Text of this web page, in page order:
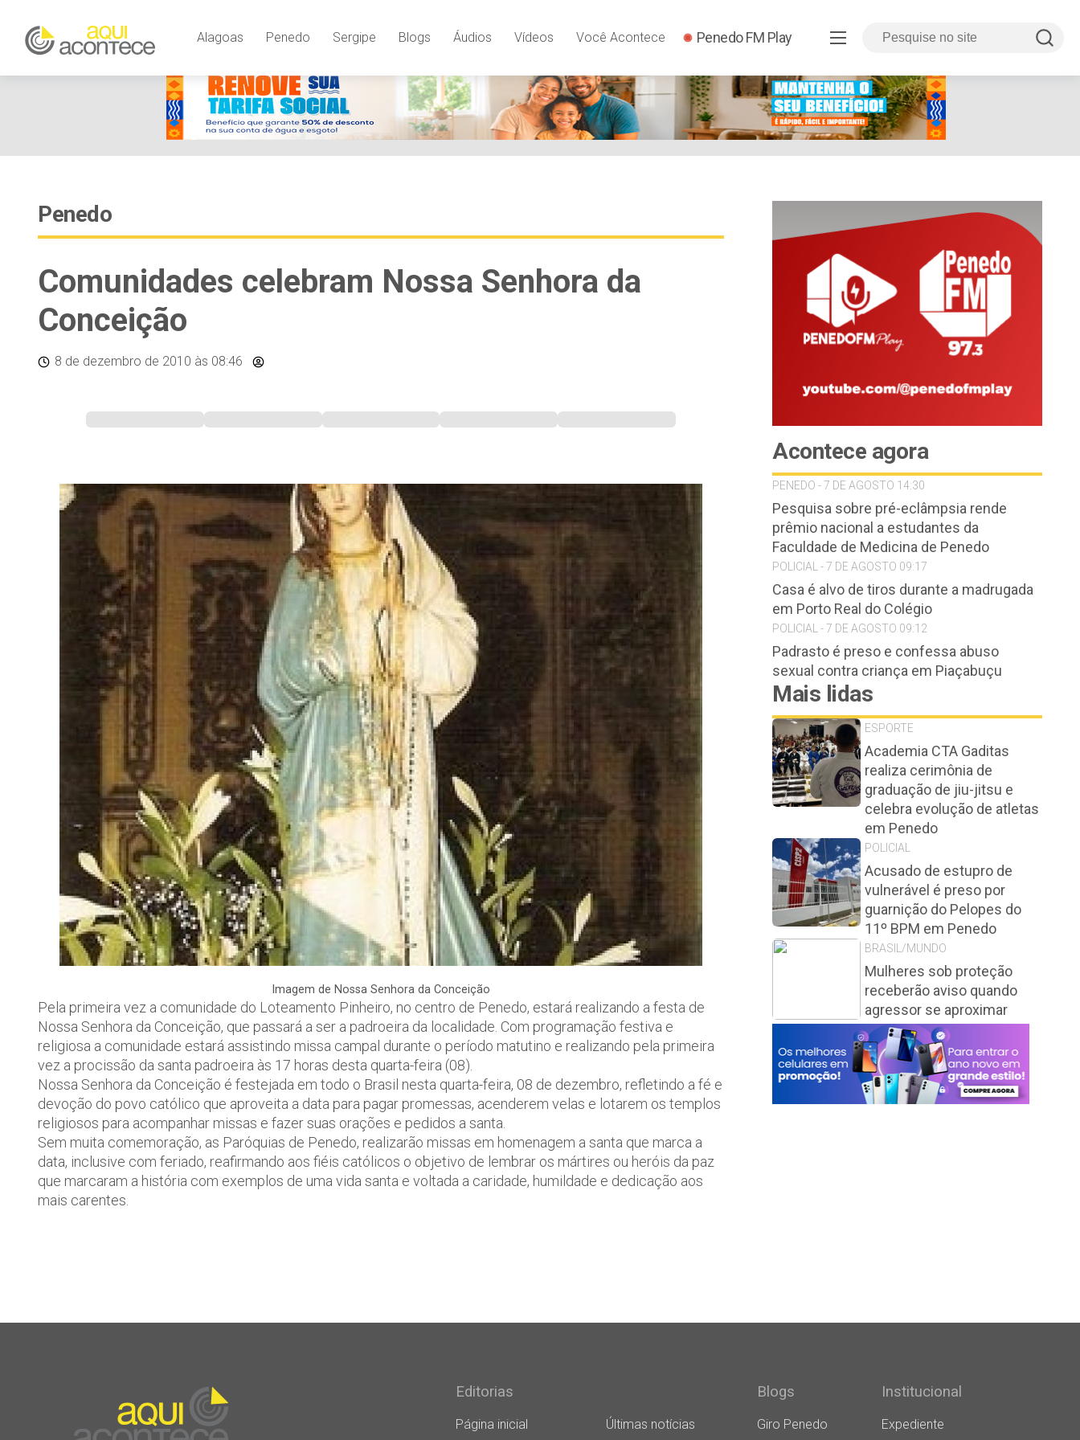
Alagoas Penedo Sergipe Blogs Áudios Vídeos Você Acontece Penedo FM Play
Penedo
Comunidades celebram Nossa Senhora da
Conceição
8 de dezembro de 2010 às 08:46
Imagem de Nossa Senhora da Conceição
Pela primeira vez a comunidade do Loteamento Pinheiro, no centro de Penedo, estará realizando a festa de
Nossa Senhora da Conceição, que passará a ser a padroeira da localidade. Com programação festiva e
religiosa a comunidade estará assistindo missa campal durante o período matutino e realizando pela primeira
vez a procissão da santa padroeira às 17 horas desta quarta-feira (08).
Nossa Senhora da Conceição é festejada em todo o Brasil nesta quarta-feira, 08 de dezembro, refletindo a fé e
devoção do povo católico que aproveita a data para pagar promessas, acenderem velas e lotarem os templos
religiosos para acompanhar missas e fazer suas orações e pedidos a santa.
Sem muita comemoração, as Paróquias de Penedo, realizarão missas em homenagem a santa que marca a
data, inclusive com feriado, reafirmando aos fiéis católicos o objetivo de lembrar os mártires ou heróis da paz
que marcaram a história com exemplos de uma vida santa e voltada a caridade, humildade e dedicação aos
mais carentes.
Acontece agora
PENEDO - 7 DE AGOSTO 14:30
Pesquisa sobre pré-eclâmpsia rende
prêmio nacional a estudantes da
Faculdade de Medicina de Penedo
POLICIAL - 7 DE AGOSTO 09:17
Casa é alvo de tiros durante a madrugada
em Porto Real do Colégio
POLICIAL - 7 DE AGOSTO 09:12
Padrasto é preso e confessa abuso
sexual contra criança em Piaçabuçu
Mais lidas
ESPORTE
Academia CTA Gaditas
realiza cerimônia de
graduação de jiu-jitsu e
celebra evolução de atletas
em Penedo
POLICIAL
Acusado de estupro de
vulnerável é preso por
guarnição do Pelopes do
11º BPM em Penedo
BRASIL/MUNDO
Mulheres sob proteção
receberão aviso quando
agressor se aproximar
Editorias
Página inicial Últimas notícias
Blogs
Giro Penedo
Institucional
Expediente